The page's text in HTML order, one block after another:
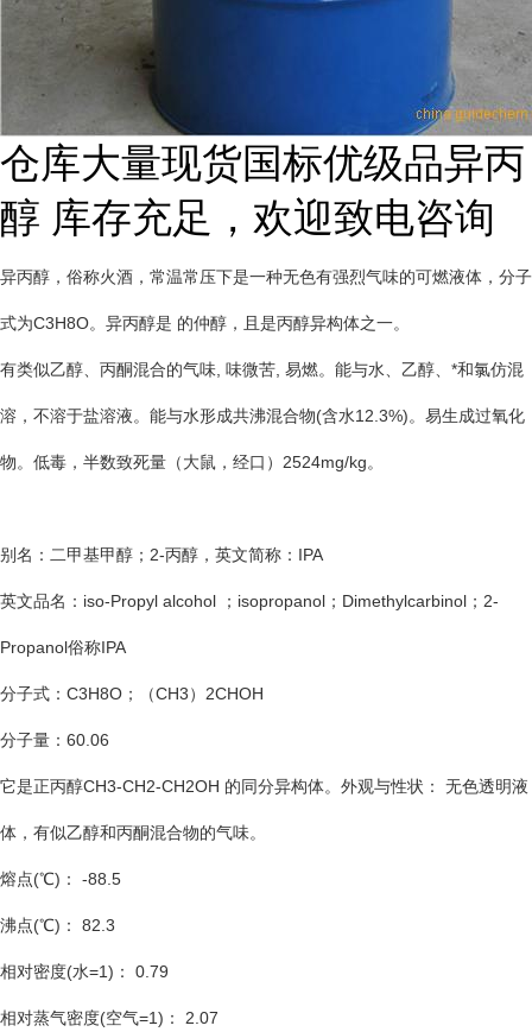
仓库大量现货国标优级品异丙
醇 库存充足，欢迎致电咨询
异丙醇，俗称火酒，常温常压下是一种无色有强烈气味的可燃液体，分子
式为C3H8O。异丙醇是 的仲醇，且是丙醇异构体之一。
有类似乙醇、丙酮混合的气味, 味微苦, 易燃。能与水、乙醇、*和氯仿混
溶，不溶于盐溶液。能与水形成共沸混合物(含水12.3%)。易生成过氧化
物。低毒，半数致死量（大鼠，经口）2524mg/kg。
别名：二甲基甲醇；2-丙醇，英文简称：IPA
英文品名：iso-Propyl alcohol ；isopropanol；Dimethylcarbinol；2-
Propanol俗称IPA
分子式：C3H8O；（CH3）2CHOH
分子量：60.06
它是正丙醇CH3-CH2-CH2OH 的同分异构体。外观与性状： 无色透明液
体，有似乙醇和丙酮混合物的气味。
熔点(℃)： -88.5
沸点(℃)： 82.3
相对密度(水=1)： 0.79
相对蒸气密度(空气=1)： 2.07